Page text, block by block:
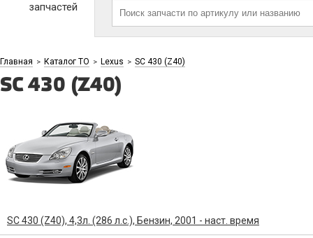
запчастей
Главная > Каталог ТО > Lexus > SC 430 (Z40)
SC 430 (Z40)
SC 430 (Z40), 4,3л. (286 л.с.), Бензин, 2001 - наст. время